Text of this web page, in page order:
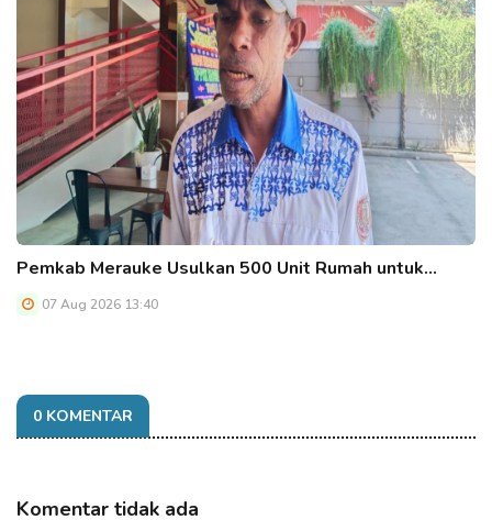
Pemkab Merauke Usulkan 500 Unit Rumah untuk…
07 Aug 2026 13:40
0 KOMENTAR
Komentar tidak ada